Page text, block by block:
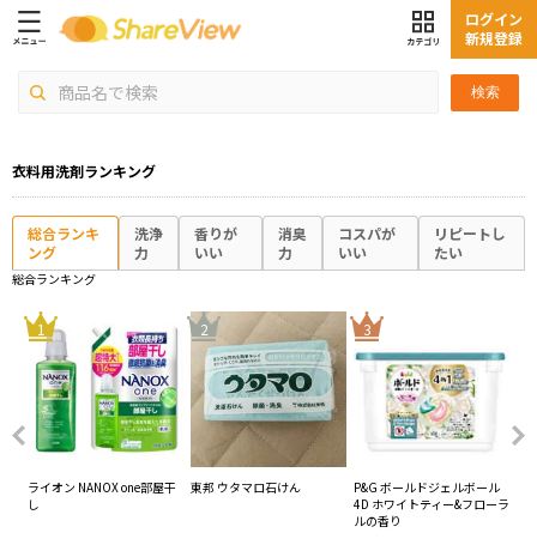
検索
ログイン
新規登録
衣料用洗剤ランキング
総合ランキ
ング
洗浄
力
香りが
いい
消臭
力
コスパが
いい
リピートし
たい
総合ランキング
1
ライオン NANOX one部屋干
し
2
東邦 ウタマロ石けん
3
P&G ボールドジェルボール
4D ホワイトティー&フローラ
ルの香り